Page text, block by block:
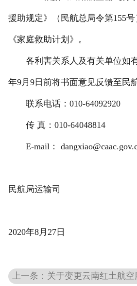
援助规定》（民航总局令第155
《家庭救助计划》。
各利害关系人及有关单位如有
年9月9日前将书面意见反馈至民
联系电话：010-64092920
传 真：010-64048814
E-mail：
民航局运输司
2020年8月27日